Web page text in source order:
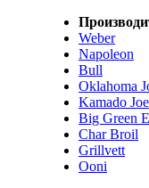
Weber
Napoleon
Bull
Oklahoma
Kamado Joe
Big Green
Char Broil
Grillvett
Ooni